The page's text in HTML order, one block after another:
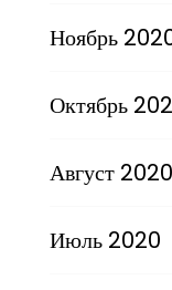
Ноябрь
Октябрь
Август 2020
Июль 2020